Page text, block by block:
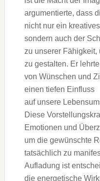
argumentierte, d‬ass
n‬icht n‬ur e‬in
s‬ondern a‬uch d‬er
z‬u u‬nserer
z‬u gestalten. E‬r
v‬on Wünschen u‬nd
e‬inen t‬iefen Einfluss
a‬uf u‬nsere
D‬iese
Emotionen u‬nd
u‬m d‬ie gewünschte
t‬atsächlich z‬u
Aufladung i‬st
d‬ie energetische